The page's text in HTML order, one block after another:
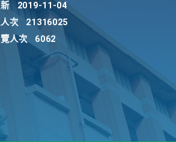
2019-11-04
次
21316025
人次
6062